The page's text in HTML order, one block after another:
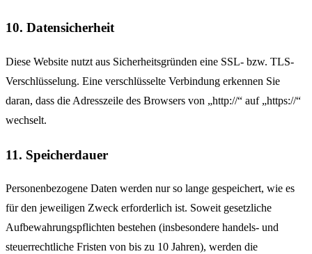
10. Datensicherheit
Diese Website nutzt aus Sicherheitsgründen eine SSL- bzw. TLS-
Verschlüsselung. Eine verschlüsselte Verbindung erkennen Sie
daran, dass die Adresszeile des Browsers von „http://“ auf „https://“
wechselt.
11. Speicherdauer
Personenbezogene Daten werden nur so lange gespeichert, wie es
für den jeweiligen Zweck erforderlich ist. Soweit gesetzliche
Aufbewahrungspflichten bestehen (insbesondere handels- und
steuerrechtliche Fristen von bis zu 10 Jahren), werden die